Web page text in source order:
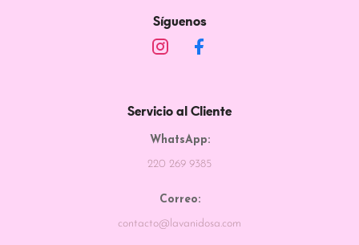
Síguenos
Servicio al Cliente
WhatsApp:
220 269 9385
Correo:
contacto@lavanidosa.com